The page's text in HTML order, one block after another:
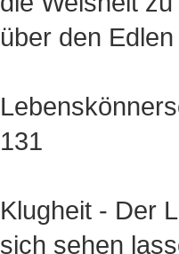
über den
131
Klugheit - Der
sich sehen